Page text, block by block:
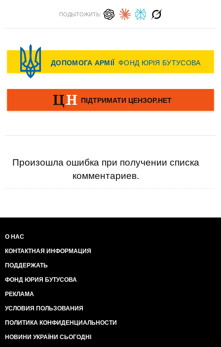
ПОДЫТОЖИТЬ:
Произошла ошибка при получении списка
комментариев.
О НАС
КОНТАКТНАЯ ИНФОРМАЦИЯ
ПОДДЕРЖАТЬ
ФОНД ЮРИЯ БУТУСОВА
РЕКЛАМА
УСЛОВИЯ ПОЛЬЗОВАНИЯ
ПОЛИТИКА КОНФИДЕНЦИАЛЬНОСТИ
НОВИНИ УКРАЇНИ СЬОГОДНІ